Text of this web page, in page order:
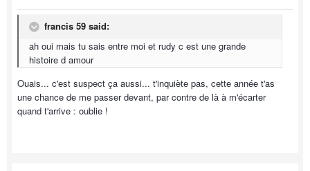
francis 59 said:
ah oui mais tu sais entre moi et rudy c est une grande
histoire d amour
Ouais... c'est suspect ça aussi... t'inquiète pas, cette année t'as
une chance de me passer devant, par contre de là à m'écarter
quand t'arrive : oublie !